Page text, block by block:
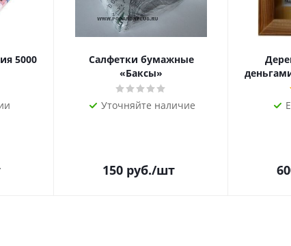
5000
Салфетки бумажные
«Баксы»
Уточняйте наличие
150 руб./шт